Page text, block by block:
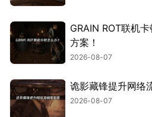
GRAIN ROT联机
方案！
2026-08-07
诡影藏锋提升网络
2026-08-07